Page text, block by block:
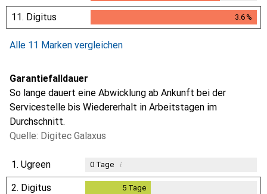
11. Digitus 3.6%
3.6%
Alle 11 Marken vergleichen
Garantiefalldauer
So lange dauert eine Abwicklung ab Ankunft bei der
Servicestelle bis Wiedererhalt in Arbeitstagen im
Durchschnitt.
Quelle: Digitec Galaxus
1. Ugreen 0Tage i
2. Digitus 5 Tage